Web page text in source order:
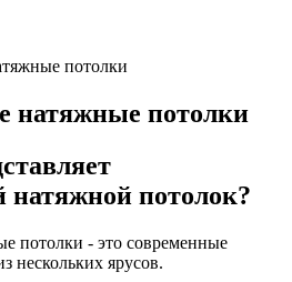
потолки
натяжные потолки
натяжной потолок?
потолки - это современные
нескольких ярусов.